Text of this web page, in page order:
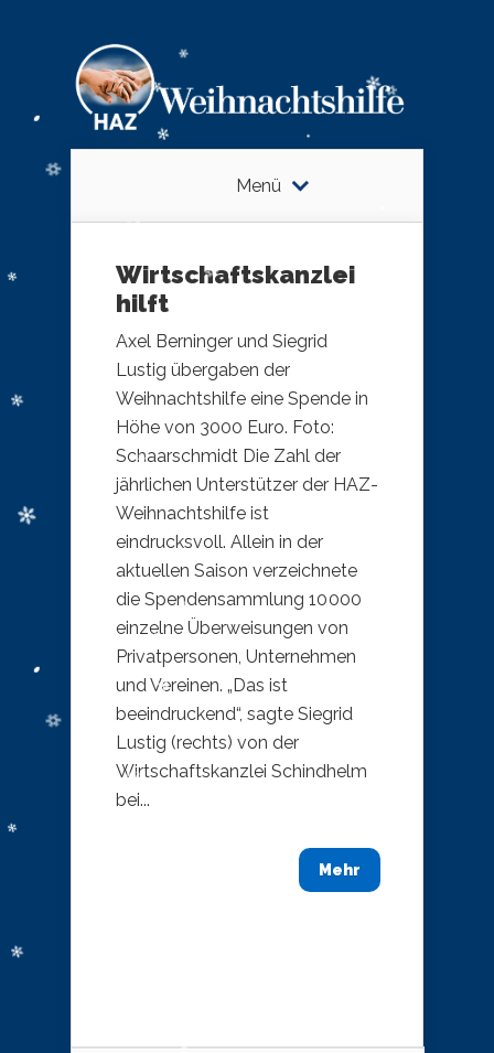
Menü
Wirtschaftskanzlei
hilft
Axel Berninger und Siegrid
Lustig übergaben der
Weihnachtshilfe eine Spende in
Höhe von 3000 Euro. Foto:
Schaarschmidt Die Zahl der
jährlichen Unterstützer der HAZ-
Weihnachtshilfe ist
eindrucksvoll. Allein in der
aktuellen Saison verzeichnete
die Spendensammlung 10 000
einzelne Überweisungen von
Privatpersonen, Unternehmen
und Vereinen. „Das ist
beeindruckend“, sagte Siegrid
Lustig (rechts) von der
Wirtschaftskanzlei Schindhelm
bei...
Mehr